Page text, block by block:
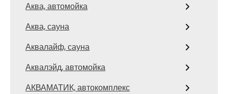
Аква, автомойка
Аква, сауна
Аквалайф, сауна
Аквалэйд, автомойка
АКВАМАТИК, автокомплекс